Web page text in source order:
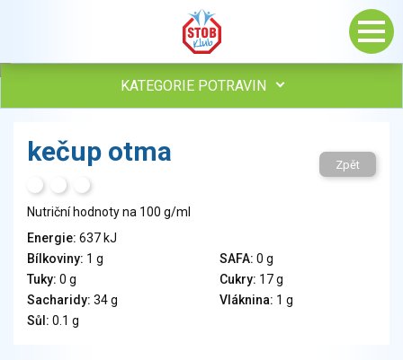
KATEGORIE POTRAVIN
Vejce
Veganské a vegetariánské výrobky
Tuky
Obiloviny, mouka, cereální výrobky
Chléb, pečivo, křehké chleby, pufované výrobky
kečup otma Zpět
Nutriční hodnoty na 100 g/ml
Energie: 637 kJ
Bílkoviny: 1 g SAFA: 0 g
Tuky: 0 g Cukry: 17 g
Sacharidy: 34 g Vláknina: 1 g
Sůl: 0.1 g